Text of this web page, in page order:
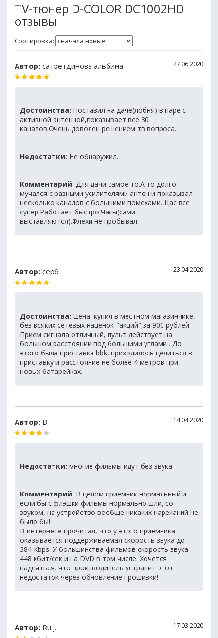
TV-тюнер D-COLOR DC1002HD
отзывы
Сортировка:
Автор: сатретдинова альбина 27.06.2020
Достоинства: Поставил на даче(лобня) в паре с
активной антенной,показывает все 30
каналов.Очень доволен решением тв вопроса.
Недостатки: Не обнаружил.
Комментарий: Для дачи самое то.А то долго
мучался с разными усилителями антен и показывал
несколько каналов с большими помехами.Щас все
супер.Работает быстро.Часы(сами
выставляются).Флехи не пробывал.
Автор: серб 23.04.2020
Достоинства: Цена, купил в местном магазинчике,
без всяких сетевых наценок-"акций",за 900 рублей.
Прием сигнала отличный, пульт действует на
большом расстоянии под большими углами . До
этого была приставка bbk, приходилось целиться в
приставку и расстояние не более 4 метров при
новых батарейках.
Автор: В 14.04.2020
Недостатки: многие фильмы идут без звука
Комментарий: В целом приемник нормальный и
если бы с флэшки фильмы нормально шли, со
звуком, на устройство вообще никаких нареканий не
было бы!
В интернете прочитал, что у этого приемника
оказывается поддерживаемая скорость звука до
384 Kbps. У большинства фильмов скорость звука
448 кбит/сек и на DVD в том числе. Хочется
надеяться, что производитель устранит этот
недостаток через обновление прошивки!
Автор: Ru J. 17.03.2020